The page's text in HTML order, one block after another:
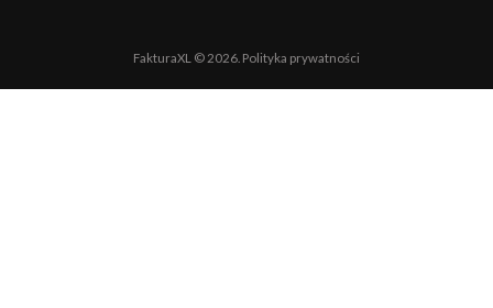
FakturaXL © 2026. Polityka prywatności